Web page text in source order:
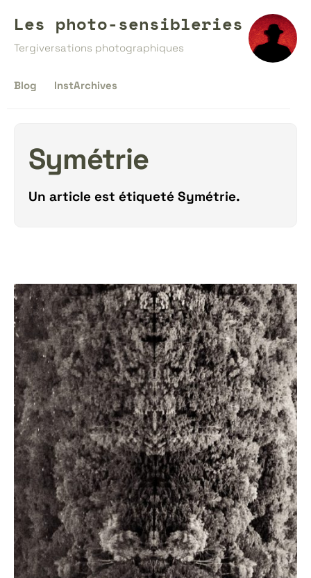
Les photo-sensibleries
Tergiversations photographiques
Blog InstArchives
Symétrie
Un article est étiqueté Symétrie.